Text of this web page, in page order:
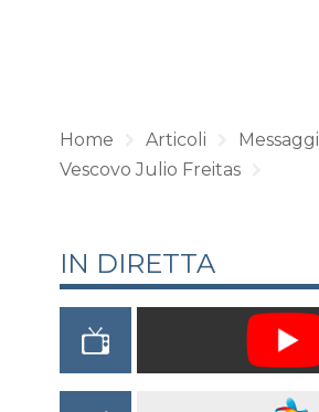
Home Articoli
Messaggi
Vescovo Julio Freitas
IN DIRETTA